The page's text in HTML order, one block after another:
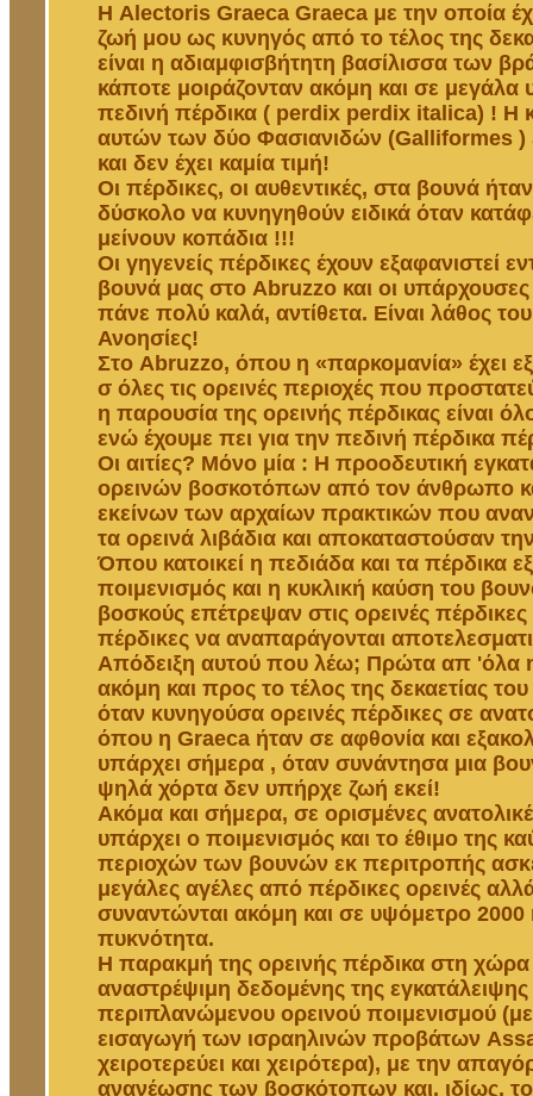
Η Alectoris Graeca Graeca με την οποία
ζωή μου ως κυνηγός από το τέλος της
είναι η αδιαμφισβήτητη βασίλισσα των
κάποτε μοιράζονταν ακόμη και σε μεγάλα
πεδινή πέρδικα ( perdix perdix italica) ! Η
αυτών των δύο Φασιανιδών (Galliformes )
και δεν έχει καμία τιμή!
Οι πέρδικες, οι αυθεντικές, στα βουνά
δύσκολο να κυνηγηθούν ειδικά όταν
μείνουν κοπάδια !!!
Οι γηγενείς πέρδικες έχουν εξαφανιστεί
βουνά μας στο Abruzzo και οι υπάρχουσες
πάνε πολύ καλά, αντίθετα. Είναι λάθος
Ανοησίες!
Στο Abruzzo, όπου η «παρκομανία» έχει
σ όλες τις ορεινές περιοχές που
η παρουσία της ορεινής πέρδικας είναι
ενώ έχουμε πει για την πεδινή πέρδικα
Οι αιτίες? Μόνο μία : Η προοδευτική
ορεινών βοσκοτόπων από τον άνθρωπο
εκείνων των αρχαίων πρακτικών που
τα ορεινά λιβάδια και αποκαταστούσαν
Όπου κατοικεί η πεδιάδα και τα πέρδικα
ποιμενισμός και η κυκλική καύση του
βοσκούς επέτρεψαν στις ορεινές πέρδικες
πέρδικες να αναπαράγονται
Απόδειξη αυτού που λέω; Πρώτα απ 'όλα
ακόμη και προς το τέλος της δεκαετίας
όταν κυνηγούσα ορεινές πέρδικες σε
όπου η Graeca ήταν σε αφθονία και
υπάρχει σήμερα , όταν συνάντησα μια
ψηλά χόρτα δεν υπήρχε ζωή εκεί!
Ακόμα και σήμερα, σε ορισμένες
υπάρχει ο ποιμενισμός και το έθιμο της
περιοχών των βουνών εκ περιτροπής
μεγάλες αγέλες από πέρδικες ορεινές
συναντώνται ακόμη και σε υψόμετρο 2000
πυκνότητα.
Η παρακμή της ορεινής πέρδικα στη χώρα
αναστρέψιμη δεδομένης της εγκατάλειψης
περιπλανώμενου ορεινού ποιμενισμού
εισαγωγή των ισραηλινών προβάτων
χειροτερεύει και χειρότερα), με την
ανανέωσης των βοσκότοπων και, ιδίως,